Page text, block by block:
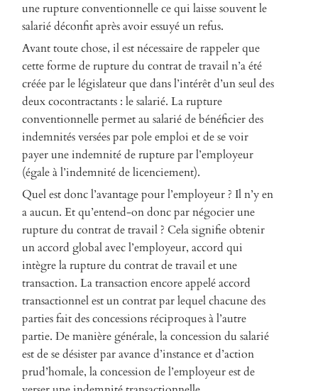
une rupture conventionnelle ce qui laisse souvent le
salarié déconfit après avoir essuyé un refus.
Avant toute chose, il est nécessaire de rappeler que
cette forme de rupture du contrat de travail n’a été
créée par le législateur que dans l’intérêt d’un seul des
deux cocontractants : le salarié. La rupture
conventionnelle permet au salarié de bénéficier des
indemnités versées par pole emploi et de se voir
payer une indemnité de rupture par l’employeur
(égale à l’indemnité de licenciement).
Quel est donc l’avantage pour l’employeur ? Il n’y en
a aucun. Et qu’entend-on donc par négocier une
rupture du contrat de travail ? Cela signifie obtenir
un accord global avec l’employeur, accord qui
intègre la rupture du contrat de travail et une
transaction. La transaction encore appelé accord
transactionnel est un contrat par lequel chacune des
parties fait des concessions réciproques à l’autre
partie. De manière générale, la concession du salarié
est de se désister par avance d’instance et d’action
prud’homale, la concession de l’employeur est de